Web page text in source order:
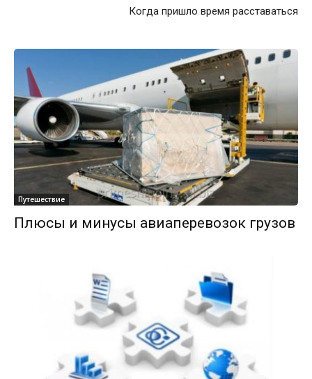
Когда пришло время расставаться
Путешествие
Плюсы и минусы авиаперевозок грузов